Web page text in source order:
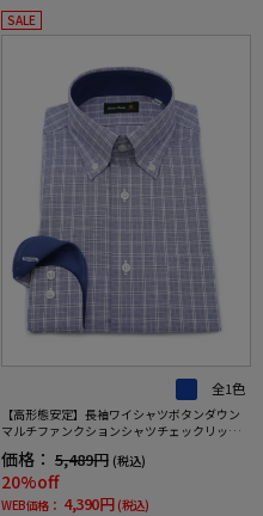
SALE
全1色
【高形態安定】長袖ワイシャツボタンダウン
マルチファンクションシャツチェックリッケ
価格： 5,489円 (税込)
20%off
WEB価格： 4,390円 (税込)